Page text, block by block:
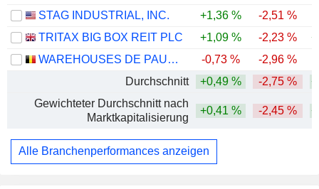
STAG INDUSTRIAL, INC.
+1,36 % -2,51 %
TRITAX BIG BOX REIT PLC
+1,09 % -2,23 %
WAREHOUSES DE PAUW SA
-0,73 % -2,96 %
Durchschnitt
+0,49 % -2,75 %
Gewichteter Durchschnitt nach
Marktkapitalisierung
+0,41 % -2,45 %
Alle Branchenperformances anzeigen